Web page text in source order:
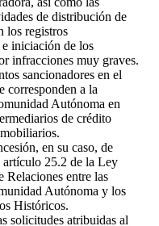
de distribución de
los registros
iniciación de los
infracciones muy graves.
sancionadores en el
corresponden a la
Autónoma en
de crédito
en su caso, de
artículo 25.2 de la Ley
Relaciones entre las
Autónoma y los
Históricos.
solicitudes atribuidas al